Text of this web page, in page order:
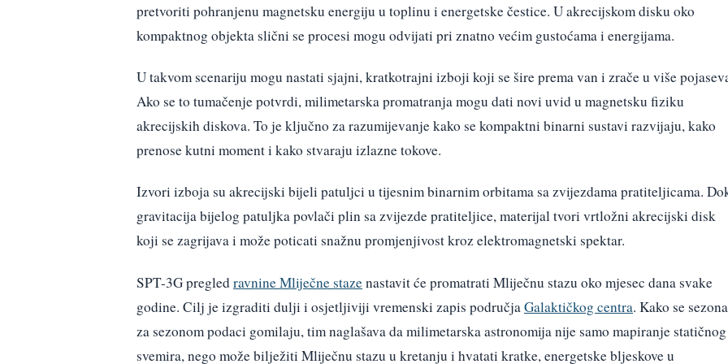
pretvoriti pohranjenu magnetsku energiju u toplinu i energetske čestice. U akrecijskom disku oko
kompaktnog objekta slični se procesi mogu odvijati pri znatno većim gustoćama i energijama.
U takvom scenariju mogu nastati sjajni, kratkotrajni izboji koji se šire prema van i zrače u više
Ako se to tumačenje potvrdi, milimetarska promatranja mogu dati novi uvid u magnetsku fiziku
akrecijskih diskova. To je ključno za razumijevanje kako se kompaktni binarni sustavi razvijaju, kako
prenose kutni moment i kako stvaraju izlazne tokove.
Izvori izboja su akrecijski bijeli patuljci u tijesnim binarnim orbitama sa zvijezdama pratiteljicama.
gravitacija bijelog patuljka povlači plin sa zvijezde pratiteljice, materijal tvori vrtložni akrecijski disk
koji se zagrijava i može poticati snažnu promjenjivost kroz elektromagnetski spektar.
SPT-3G pregledravnine Mliječne stazenastavit će promatrati Mliječnu stazu oko mjesec dana svake
godine. Cilj je izgraditi dulji i osjetljiviji vremenski zapis područja Galaktičkog centra. Kako se sezona
za sezonom podaci gomilaju, tim naglašava da milimetarska astronomija nije samo mapiranje statičnog
svemira, nego može bilježiti Mliječnu stazu u kretanju i hvatati kratke, energetske bljeskove u